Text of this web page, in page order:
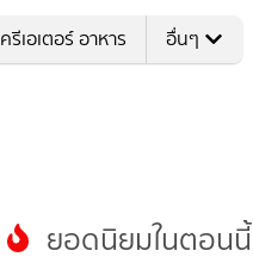
ครีเอเตอร์ อาหาร อื่นๆ
ยอดนิยมในตอนนี้